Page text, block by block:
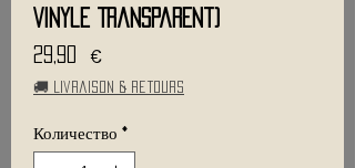
Vinyle Transparent)
29,90 €
🚚 Livraison & retours
Количество *